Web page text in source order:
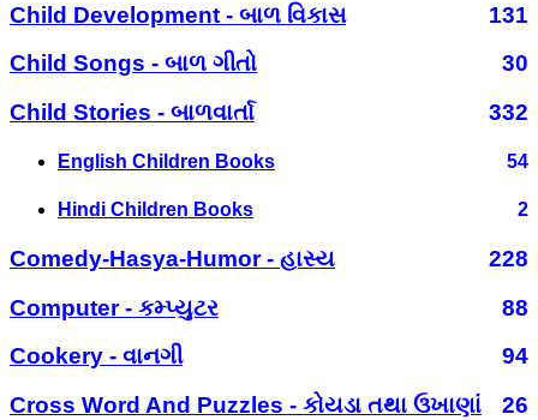
Child Development - બાળ વિકાસ
131
Child Songs - બાળ ગીતો
30
Child Stories - બાળવાર્તા
332
English Children Books 54
Hindi Children Books 2
Comedy-Hasya-Humor - હાસ્ય
228
Computer - કમ્પ્યુટર
88
Cookery - વાનગી
94
Cross Word And Puzzles - કોયડા તથા ઉખાણાં
26